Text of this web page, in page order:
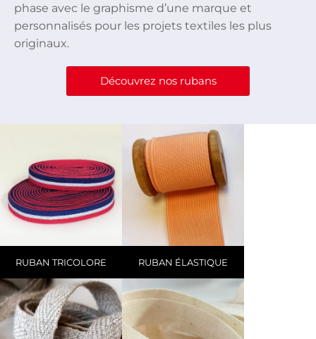
phase avec le graphisme d’une marque et
personnalisés pour les projets textiles les plus
originaux.
Découvrez nos rubans
RUBAN TRICOLORE RUBAN ÉLASTIQUE